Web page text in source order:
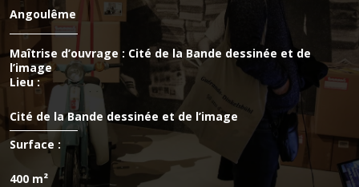
Angoulême
Maîtrise d’ouvrage : Cité de la Bande dessinée et de
l’image
Lieu :
Cité de la Bande dessinée et de l’image
Surface :
400 m²